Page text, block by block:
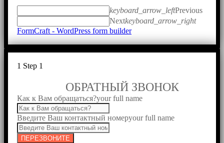
keyboard_arrow_leftPrevious
Nextkeyboard_arrow_right
FormCraft - WordPress form builder
1 Step 1
ОБРАТНЫЙ ЗВОНОК
Как к Вам обращаться?your full name
Введите Ваш контактный номерyour full name
ПЕРЕЗВОНИТЕ